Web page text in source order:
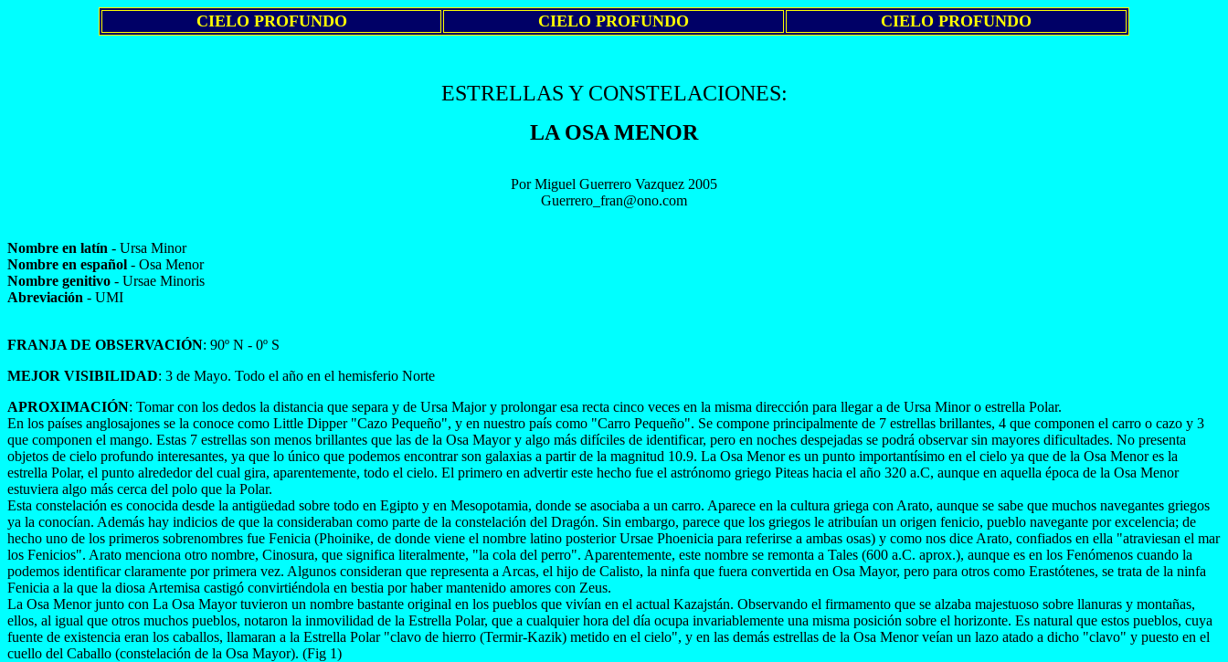
CIELO PROFUNDO CIELO PROFUNDO CIELO PROFUNDO
ESTRELLAS Y CONSTELACIONES:
LA OSA MENOR
Por Miguel Guerrero Vazquez 2005
Guerrero_fran@ono.com
Nombre en latín - Ursa Minor
Nombre en español - Osa Menor
Nombre genitivo - Ursae Minoris
Abreviación - UMI
FRANJA DE OBSERVACIÓN: 90º N - 0º S
MEJOR VISIBILIDAD: 3 de Mayo. Todo el año en el hemisferio Norte
APROXIMACIÓN: Tomar con los dedos la distancia que separa y de Ursa Major y prolongar esa recta cinco veces en la misma dirección para llegar a de Ursa Minor o estrella Polar.
En los países anglosajones se la conoce como Little Dipper "Cazo Pequeño", y en nuestro país como "Carro Pequeño". Se compone principalmente de 7 estrellas brillantes, 4 que componen el carro o cazo y 3
que componen el mango. Estas 7 estrellas son menos brillantes que las de la Osa Mayor y algo más difíciles de identificar, pero en noches despejadas se podrá observar sin mayores dificultades. No presenta
objetos de cielo profundo interesantes, ya que lo único que podemos encontrar son galaxias a partir de la magnitud 10.9. La Osa Menor es un punto importantísimo en el cielo ya que de la Osa Menor es la
estrella Polar, el punto alrededor del cual gira, aparentemente, todo el cielo. El primero en advertir este hecho fue el astrónomo griego Piteas hacia el año 320 a.C, aunque en aquella época de la Osa Menor
estuviera algo más cerca del polo que la Polar.
Esta constelación es conocida desde la antigüedad sobre todo en Egipto y en Mesopotamia, donde se asociaba a un carro. Aparece en la cultura griega con Arato, aunque se sabe que muchos navegantes griegos
ya la conocían. Además hay indicios de que la consideraban como parte de la constelación del Dragón. Sin embargo, parece que los griegos le atribuían un origen fenicio, pueblo navegante por excelencia; de
hecho uno de los primeros sobrenombres fue Fenicia (Phoinike, de donde viene el nombre latino posterior Ursae Phoenicia para referirse a ambas osas) y como nos dice Arato, confiados en ella "atraviesan el mar
los Fenicios". Arato menciona otro nombre, Cinosura, que significa literalmente, "la cola del perro". Aparentemente, este nombre se remonta a Tales (600 a.C. aprox.), aunque es en los Fenómenos cuando la
podemos identificar claramente por primera vez. Algunos consideran que representa a Arcas, el hijo de Calisto, la ninfa que fuera convertida en Osa Mayor, pero para otros como Erastótenes, se trata de la ninfa
Fenicia a la que la diosa Artemisa castigó convirtiéndola en bestia por haber mantenido amores con Zeus.
La Osa Menor junto con La Osa Mayor tuvieron un nombre bastante original en los pueblos que vivían en el actual Kazajstán. Observando el firmamento que se alzaba majestuoso sobre llanuras y montañas,
ellos, al igual que otros muchos pueblos, notaron la inmovilidad de la Estrella Polar, que a cualquier hora del día ocupa invariablemente una misma posición sobre el horizonte. Es natural que estos pueblos, cuya
fuente de existencia eran los caballos, llamaran a la Estrella Polar "clavo de hierro (Termir-Kazik) metido en el cielo", y en las demás estrellas de la Osa Menor veían un lazo atado a dicho "clavo" y puesto en el
cuello del Caballo (constelación de la Osa Mayor). (Fig 1)